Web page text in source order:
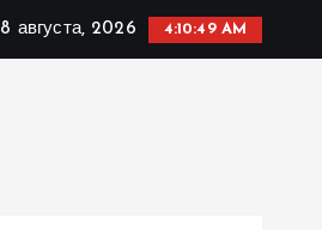
8 августа, 2026 4:10:50 AM